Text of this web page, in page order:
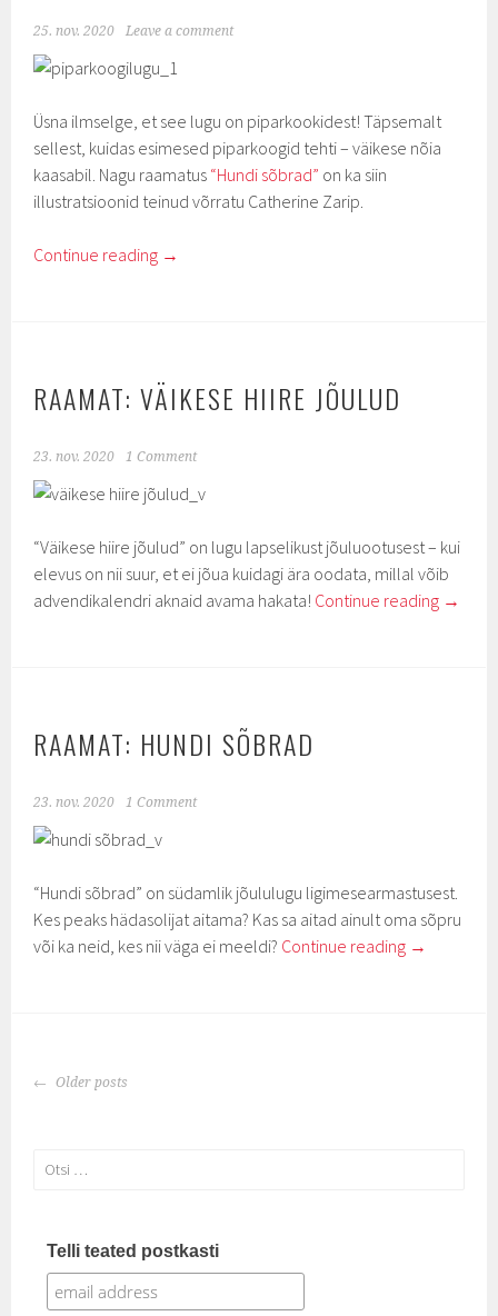
25. nov. 2020 Leave a comment
Üsna ilmselge, et see lugu on piparkookidest! Täpsemalt
sellest, kuidas esimesed piparkoogid tehti – väikese nõia
kaasabil. Nagu raamatus “Hundi sõbrad” on ka siin
illustratsioonid teinud võrratu Catherine Zarip.
Continue reading →
RAAMAT: VÄIKESE HIIRE JÕULUD
23. nov. 2020 1 Comment
“Väikese hiire jõulud” on lugu lapselikust jõuluootusest – kui
elevus on nii suur, et ei jõua kuidagi ära oodata, millal võib
advendikalendri aknaid avama hakata! Continue reading →
RAAMAT: HUNDI SÕBRAD
23. nov. 2020 1 Comment
“Hundi sõbrad” on südamlik jõululugu ligimesearmastusest.
Kes peaks hädasolijat aitama? Kas sa aitad ainult oma sõpru
või ka neid, kes nii väga ei meeldi? Continue reading →
POSTS
Older posts
Otsi:
Telli teated postkasti